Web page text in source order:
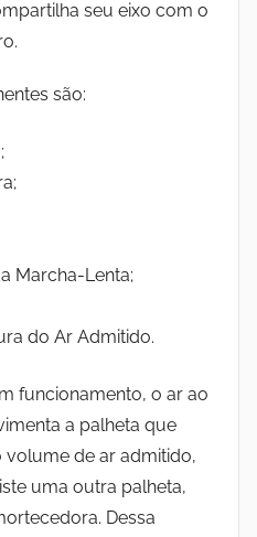
seu eixo com o
são:
Marcha-Lenta;
do Ar Admitido.
funcionamento, o ar ao
a palheta que
volume de ar admitido,
uma outra palheta,
Dessa